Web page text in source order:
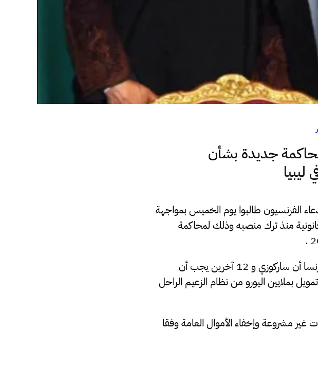
جديدة بشأن
ليبيا
الفرنسيون طالبوا يوم الخميس بمواجهة
منذ ترك منصبه وذلك لمحاكمة
وبحسب الصحيفة قال ممثلوا الادعاء في الجرائم المالية في فرنسا أن ساركوزي و 12 آخرين يجب أن
بملايين اليورو من نظام الزعيم الراحل
غير مشروعة وإخفاء الأموال العامة وفقا